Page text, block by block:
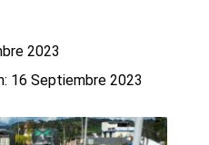
2023
16 Septiembre 2023